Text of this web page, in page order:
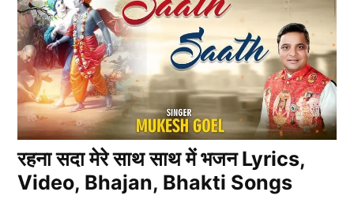
रहना सदा मेरे साथ साथ में भजन Lyrics,
Video, Bhajan, Bhakti Songs